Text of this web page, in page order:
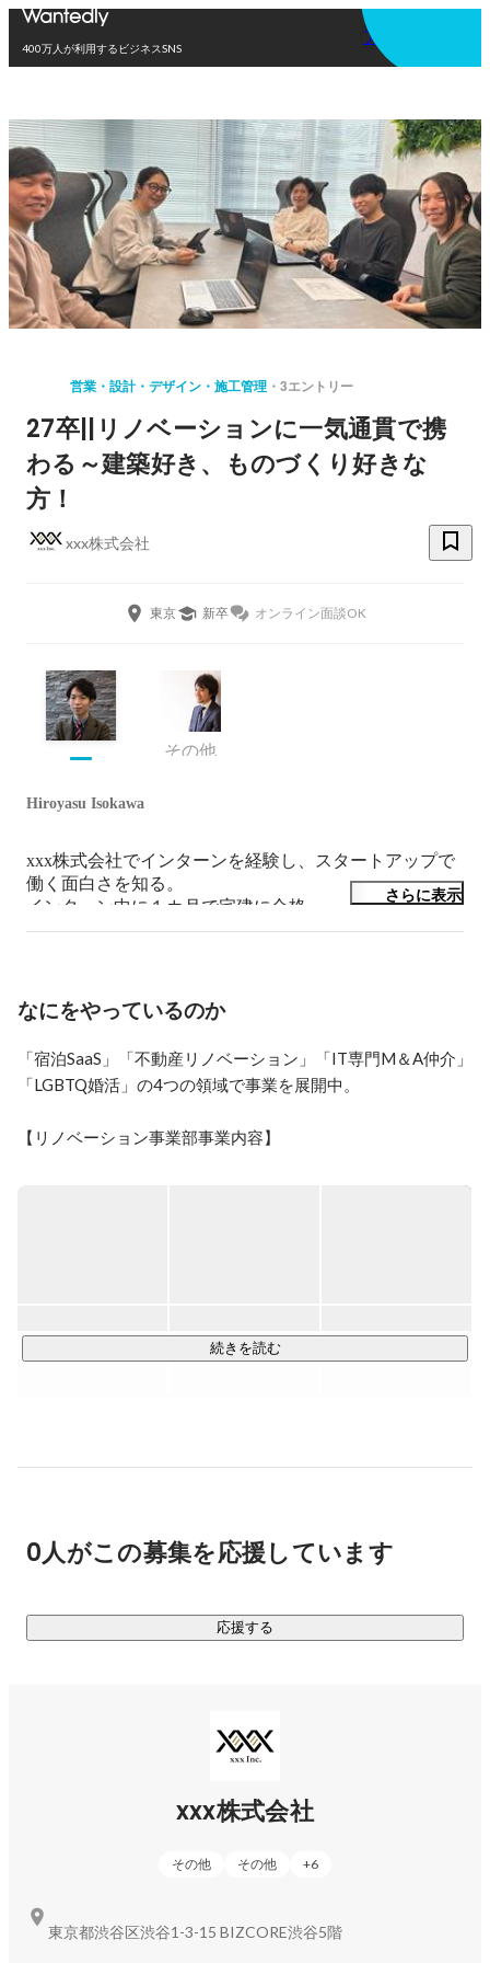
400万人が利用するビジネスSNS
アプリを使う
営業・設計・デザイン・施工管理 3エントリー
27卒||リノベーションに一気通貫で携
わる～建築好き、ものづくり好きな
方！
xxx株式会社
東京 新卒 オンライン面談OK
その他
Hiroyasu Isokawa
xxx株式会社でインターンを経験し、スタートアップで
働く面白さを知る。
インターン中に１カ月で宅建に合格。
入社後、半年で事業部リーダーに昇格。
さらに表示
なにをやっているのか
「宿泊SaaS」「不動産リノベーション」「IT専門M＆A仲介」
「LGBTQ婚活」の4つの領域で事業を展開中。
【リノベーション事業部事業内容】
創業10年で約600物件以上の施工実績から、費用対効果のよ
外国人観光客の増加に伴い需要が急増している状況と、別事
ト」との親和性の高さから、さらなる成長が期待されるサー
ビスです。
でワンストップでお手伝いします。
住宅で培った経験を基に、トータルコストがリーズナブルで
オリジナリティーのあるオフィス空間をつくる仕事です。お
客様ごとにオーダーメイドでご提案をします。
続きを読む
0人がこの募集を応援しています
応援する
xxx株式会社
その他 その他 +6
東京都渋谷区渋谷1-3-15 BIZCORE渋谷5階